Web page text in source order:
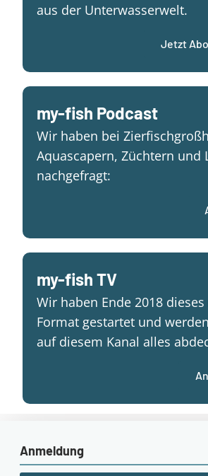
aus der Unterwasserwelt.
Jetzt
my-fish Podcast
Wir haben bei
Aquascapern, Züchtern und
nachgefragt:
my-fish TV
Wir haben Ende 2018
Format gestartet und
auf diesem Kanal alles
Anmeldung